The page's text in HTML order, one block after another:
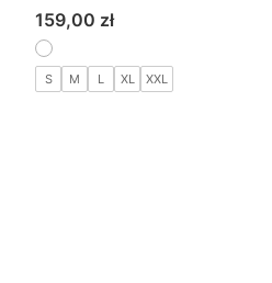
Cena
159,00 zł
S M L XL XXL